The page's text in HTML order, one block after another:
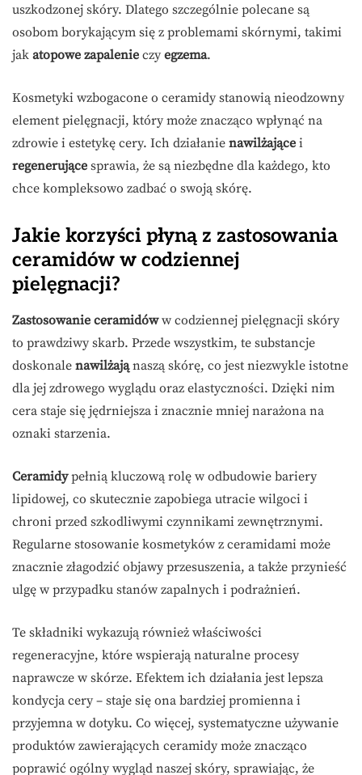
uszkodzonej skóry. Dlatego szczególnie polecane są
osobom borykającym się z problemami skórnymi, takimi
jak atopowe zapalenie czy egzema.
Kosmetyki wzbogacone o ceramidy stanowią nieodzowny
element pielęgnacji, który może znacząco wpłynąć na
zdrowie i estetykę cery. Ich działanie nawilżające i
regenerujące sprawia, że są niezbędne dla każdego, kto
chce kompleksowo zadbać o swoją skórę.
Jakie korzyści płyną z zastosowania
ceramidów w codziennej
pielęgnacji?
Zastosowanie ceramidóww codziennej pielęgnacji skóry
to prawdziwy skarb. Przede wszystkim, te substancje
doskonale nawilżająnaszą skórę, co jest niezwykle istotne
dla jej zdrowego wyglądu oraz elastyczności. Dzięki nim
cera staje się jędrniejsza i znacznie mniej narażona na
oznaki starzenia.
Ceramidypełnią kluczową rolę w odbudowie bariery
lipidowej, co skutecznie zapobiega utracie wilgoci i
chroni przed szkodliwymi czynnikami zewnętrznymi.
Regularne stosowanie kosmetyków z ceramidami może
znacznie złagodzić objawy przesuszenia, a także przynieść
ulgę w przypadku stanów zapalnych i podrażnień.
Te składniki wykazują również właściwości
regeneracyjne, które wspierają naturalne procesy
naprawcze w skórze. Efektem ich działania jest lepsza
kondycja cery – staje się ona bardziej promienna i
przyjemna w dotyku. Co więcej, systematyczne używanie
produktów zawierających ceramidy może znacząco
poprawić ogólny wygląd naszej skóry, sprawiając, że